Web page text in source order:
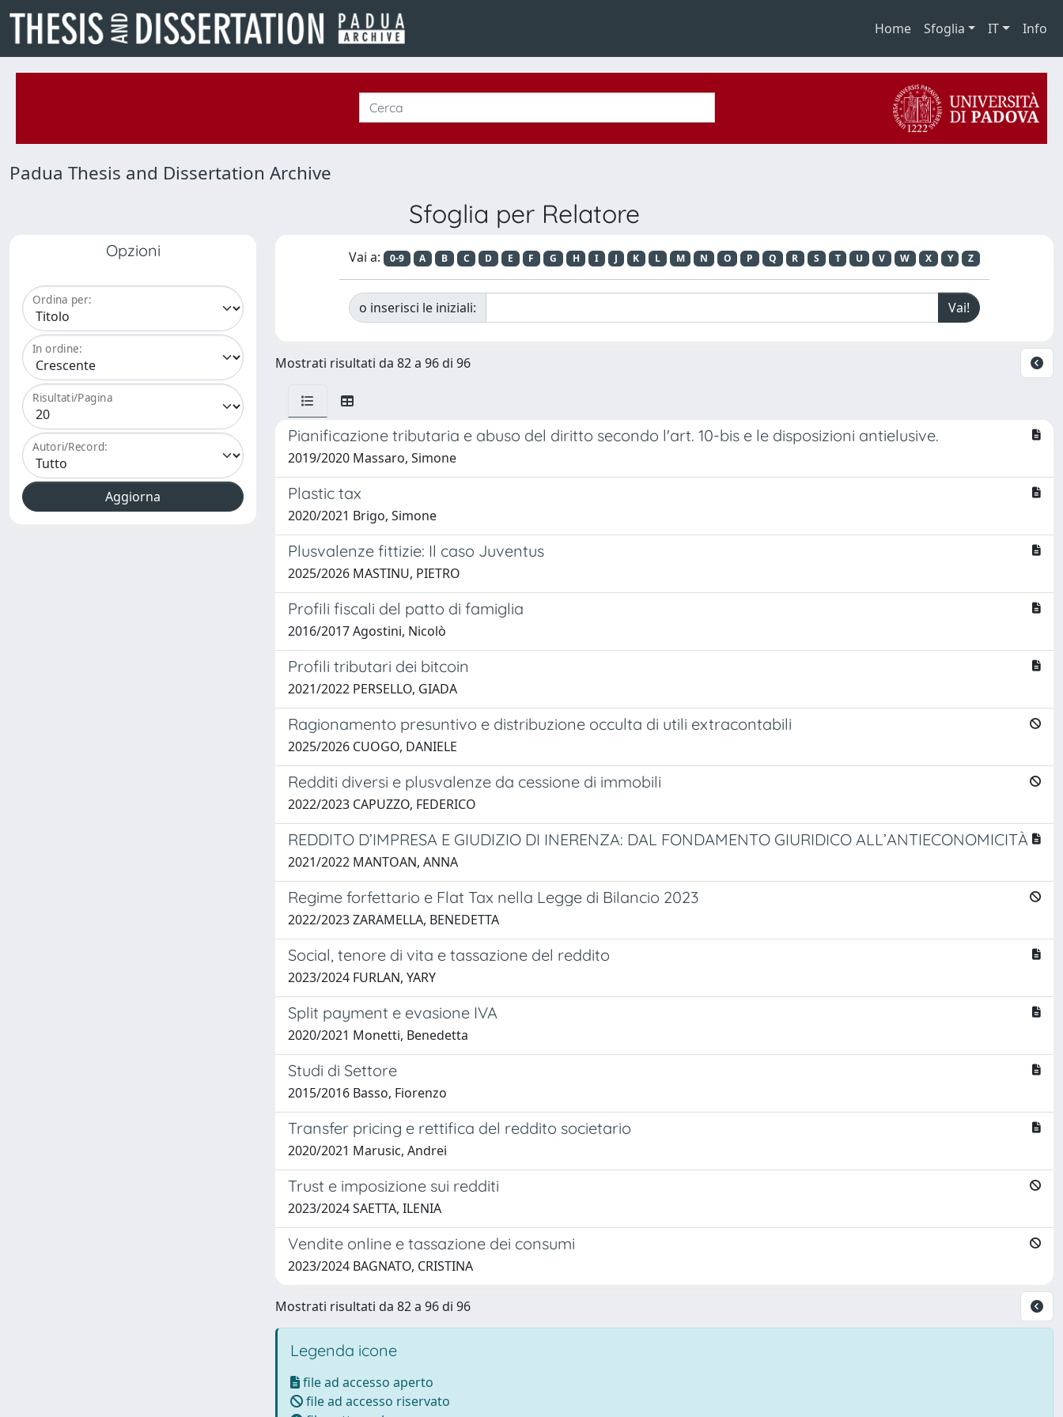
Home Sfoglia IT Info
Padua Thesis and Dissertation Archive
Sfoglia per Relatore
Opzioni
Ordina per:
In ordine:
Risultati/Pagina
Autori/Record:
Vai a: 0-9 A B C D E F G H I J K L M N O P Q R S T U V W X Y Z
o inserisci le iniziali:
Mostrati risultati da 82 a 96 di 96
Pianificazione tributaria e abuso del diritto secondo l'art. 10-bis e le disposizioni antielusive.
2019/2020 Massaro, Simone
Plastic tax
2020/2021 Brigo, Simone
Plusvalenze fittizie: Il caso Juventus
2025/2026 MASTINU, PIETRO
Profili fiscali del patto di famiglia
2016/2017 Agostini, Nicolò
Profili tributari dei bitcoin
2021/2022 PERSELLO, GIADA
Ragionamento presuntivo e distribuzione occulta di utili extracontabili
2025/2026 CUOGO, DANIELE
Redditi diversi e plusvalenze da cessione di immobili
2022/2023 CAPUZZO, FEDERICO
REDDITO D’IMPRESA E GIUDIZIO DI INERENZA: DAL FONDAMENTO GIURIDICO ALL’ANTIECONOMICITÀ
2021/2022 MANTOAN, ANNA
Regime forfettario e Flat Tax nella Legge di Bilancio 2023
2022/2023 ZARAMELLA, BENEDETTA
Social, tenore di vita e tassazione del reddito
2023/2024 FURLAN, YARY
Split payment e evasione IVA
2020/2021 Monetti, Benedetta
Studi di Settore
2015/2016 Basso, Fiorenzo
Transfer pricing e rettifica del reddito societario
2020/2021 Marusic, Andrei
Trust e imposizione sui redditi
2023/2024 SAETTA, ILENIA
Vendite online e tassazione dei consumi
2023/2024 BAGNATO, CRISTINA
Mostrati risultati da 82 a 96 di 96
Legenda icone
file ad accesso aperto
file ad accesso riservato